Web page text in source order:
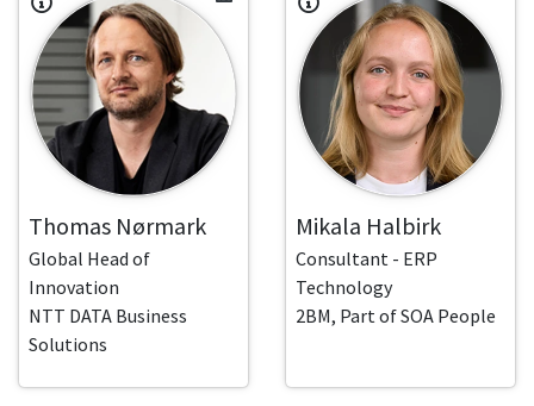
Thomas Nørmark
Global Head of
Innovation
NTT DATA Business
Solutions
Mikala Halbirk
Consultant - ERP
Technology
2BM, Part of SOA People